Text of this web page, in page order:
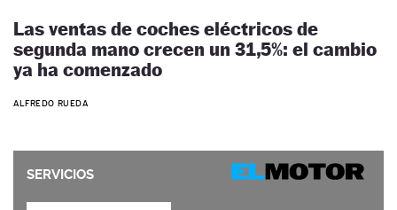
Las ventas de coches eléctricos de
segunda mano crecen un 31,5%: el cambio
ya ha comenzado
ALFREDO RUEDA